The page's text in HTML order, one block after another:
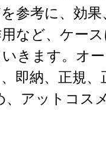
参考に、効
など、ケー
きます。オ
即納、正規
、アットコス